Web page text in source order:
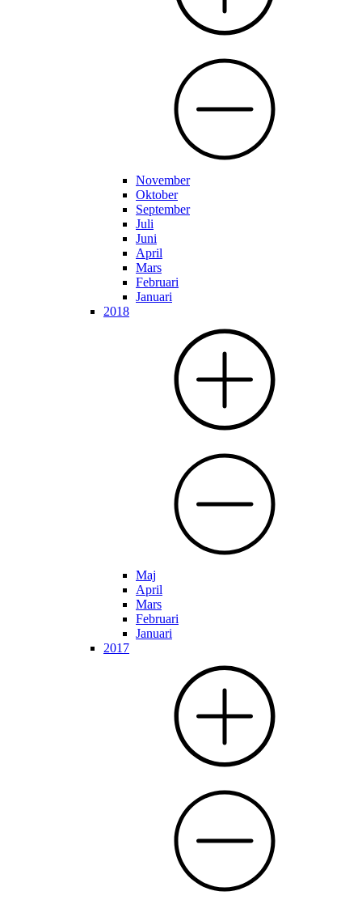
November
Oktober
September
Juli
Juni
April
Mars
Februari
Januari
2018
Maj
April
Mars
Februari
Januari
2017